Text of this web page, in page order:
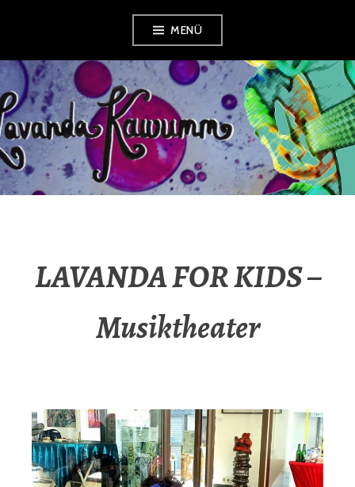
springen
MENÜ
LAVANDA
KAWUMM
LAVANDA FOR KIDS –
Musiktheater